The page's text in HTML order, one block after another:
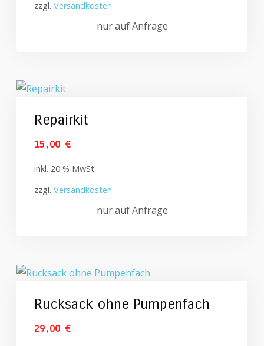
zzgl. Versandkosten
nur auf Anfrage
Repairkit
15,00 €
inkl. 20 % MwSt.
zzgl. Versandkosten
nur auf Anfrage
Rucksack ohne Pumpenfach
29,00 €